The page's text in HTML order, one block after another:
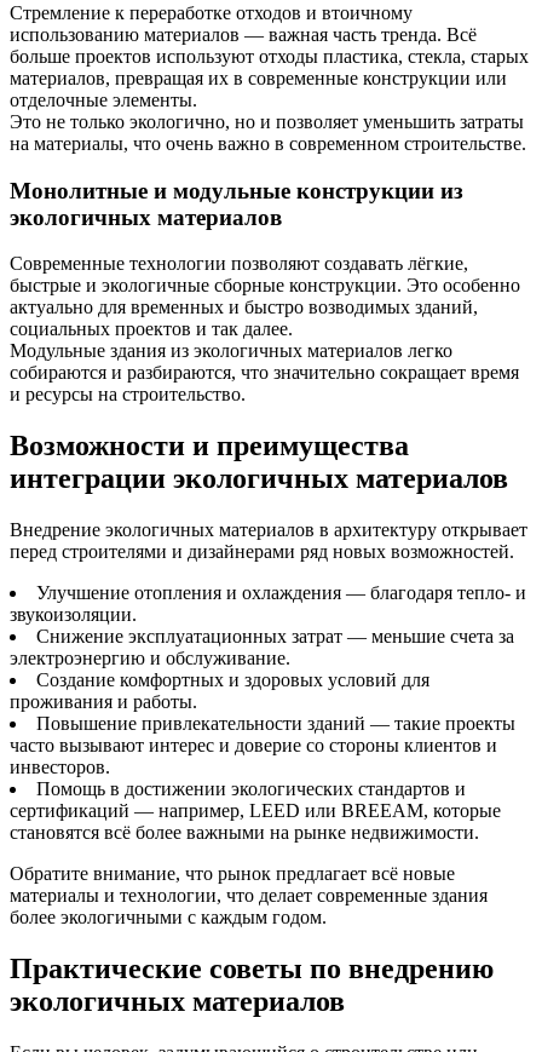
Стремление к переработке отходов и втоичному
использованию материалов — важная часть тренда. Всё
больше проектов используют отходы пластика, стекла, старых
материалов, превращая их в современные конструкции или
отделочные элементы.
Это не только экологично, но и позволяет уменьшить затраты
на материалы, что очень важно в современном строительстве.
Монолитные и модульные конструкции из
экологичных материалов
Современные технологии позволяют создавать лёгкие,
быстрые и экологичные сборные конструкции. Это особенно
актуально для временных и быстро возводимых зданий,
социальных проектов и так далее.
Модульные здания из экологичных материалов легко
собираются и разбираются, что значительно сокращает время
и ресурсы на строительство.
Возможности и преимущества
интеграции экологичных материалов
Внедрение экологичных материалов в архитектуру открывает
перед строителями и дизайнерами ряд новых возможностей.
Улучшение отопления и охлаждения — благодаря тепло- и
звукоизоляции.
Снижение эксплуатационных затрат — меньшие счета за
электроэнергию и обслуживание.
Создание комфортных и здоровых условий для
проживания и работы.
Повышение привлекательности зданий — такие проекты
часто вызывают интерес и доверие со стороны клиентов и
инвесторов.
Помощь в достижении экологических стандартов и
сертификаций — например, LEED или BREEAM, которые
становятся всё более важными на рынке недвижимости.
Обратите внимание, что рынок предлагает всё новые
материалы и технологии, что делает современные здания
более экологичными с каждым годом.
Практические советы по внедрению
экологичных материалов